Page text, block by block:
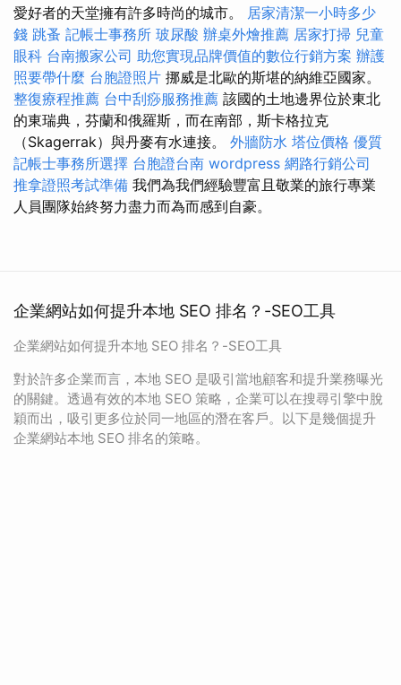
愛好者的天堂擁有許多時尚的城市。 居家清潔一小時多少
錢 跳蚤 記帳士事務所 玻尿酸 辦桌外燴推薦 居家打掃 兒童
眼科 台南搬家公司 助您實現品牌價值的數位行銷方案 辦護
照要帶什麼 台胞證照片 挪威是北歐的斯堪的納維亞國家。
整復療程推薦 台中刮痧服務推薦 該國的土地邊界位於東北
的東瑞典，芬蘭和俄羅斯，而在南部，斯卡格拉克
（Skagerrak）與丹麥有水連接。 外牆防水 塔位價格 優質
記帳士事務所選擇 台胞證台南 wordpress 網路行銷公司
推拿證照考試準備 我們為我們經驗豐富且敬業的旅行專業
人員團隊始終努力盡力而為而感到自豪。
企業網站如何提升本地 SEO 排名？-SEO工具
企業網站如何提升本地 SEO 排名？-SEO工具
對於許多企業而言，本地 SEO 是吸引當地顧客和提升業務曝光
的關鍵。透過有效的本地 SEO 策略，企業可以在搜尋引擎中脫
穎而出，吸引更多位於同一地區的潛在客戶。以下是幾個提升
企業網站本地 SEO 排名的策略。